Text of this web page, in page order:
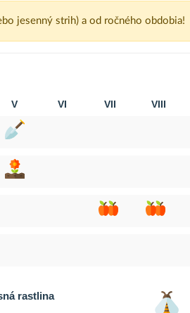
jesenný strih) a od ročného obdobia!
V VI VII VIII
rastlina